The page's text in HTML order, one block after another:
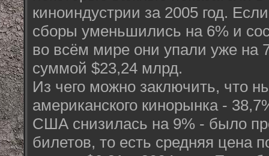
киноиндустрии за 2005 год.
сборы уменьшились на 6% и
во всём мире они упали уже на
суммой $23,24 млрд.
Из чего можно заключить, что
американского кинорынка -
США снизилась на 9% - было
билетов, то есть средняя цена